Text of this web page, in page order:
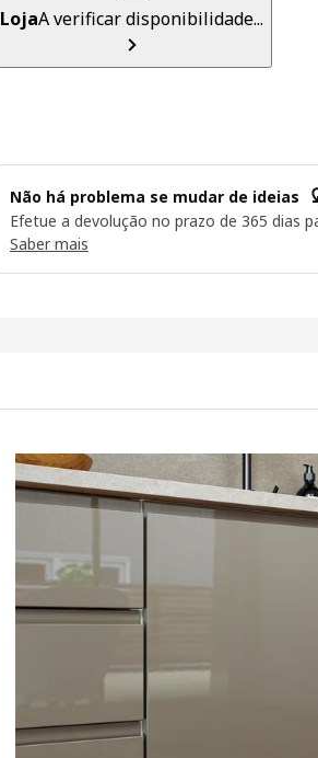
LojaA verificar disponibilidade...
Não há problema se mudar de ideias
Efetue a devolução no prazo de 365 dias
Saber mais